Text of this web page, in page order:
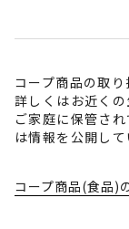
コープ商品の取
詳しくはお近くの
ご家庭に保管さ
は情報を公開して
コープ商品(食品)